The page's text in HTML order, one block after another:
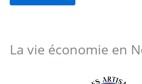
La vie économie en